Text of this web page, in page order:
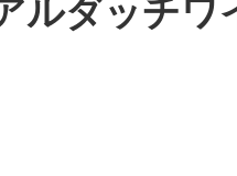
ルダッチワ